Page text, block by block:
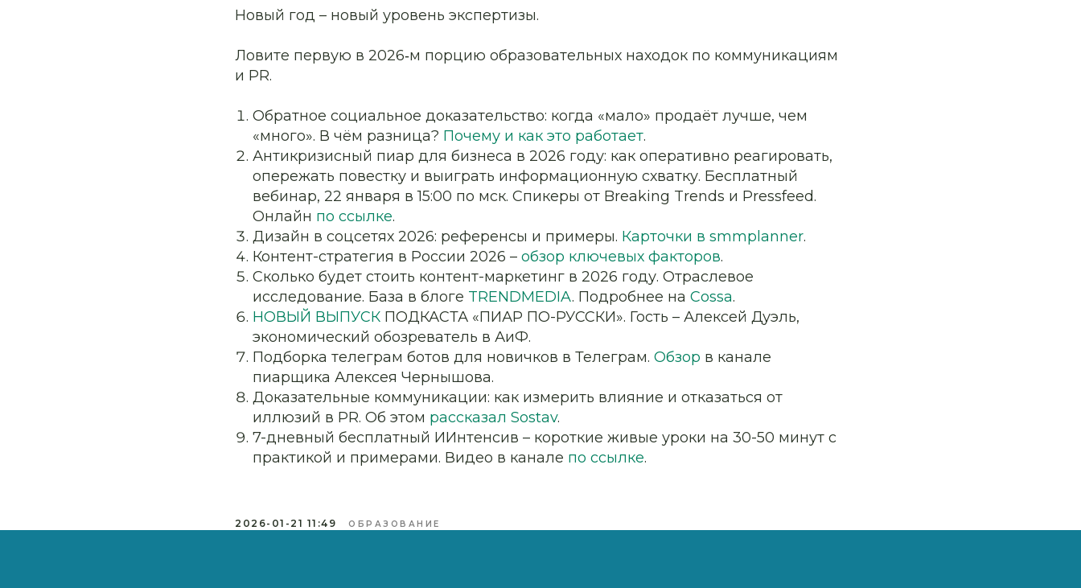
Новый год – новый уровень экспертизы.
Ловите первую в 2026‑м порцию образовательных находок по коммуникациям
и PR.
Обратное социальное доказательство: когда «мало» продаёт лучше, чем
«много». В чём разница? Почему и как это работает.
Антикризисный пиар для бизнеса в 2026 году: как оперативно реагировать,
опережать повестку и выиграть информационную схватку. Бесплатный
вебинар, 22 января в 15:00 по мск. Спикеры от Breaking Trends и Pressfeed.
Онлайн по ссылке.
Дизайн в соцсетях 2026: референсы и примеры. Карточки в smmplanner.
Контент-стратегия в России 2026 – обзор ключевых факторов.
Сколько будет стоить контент-маркетинг в 2026 году. Отраслевое
исследование. База в блоге TRENDMEDIA. Подробнее на Cossa.
НОВЫЙ ВЫПУСК ПОДКАСТА «ПИАР ПО-РУССКИ». Гость – Алексей Дуэль,
экономический обозреватель в АиФ.
Подборка телеграм ботов для новичков в Телеграм. Обзор в канале
пиарщика Алексея Чернышова.
Доказательные коммуникации: как измерить влияние и отказаться от
иллюзий в PR. Об этом рассказал Sostav.
7-дневный бесплатный ИИнтенсив – короткие живые уроки на 30-50 минут с
практикой и примерами. Видео в канале по ссылке.
2026-01-21 11:49 ОБРАЗОВАНИЕ